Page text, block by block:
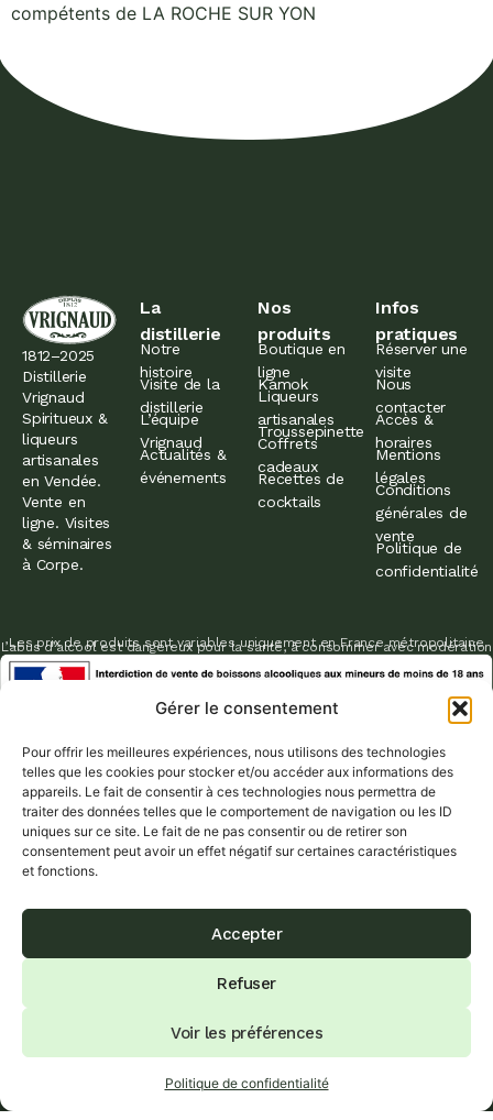
Gérer le consentement
Pour offrir les meilleures expériences, nous utilisons des technologies
telles que les cookies pour stocker et/ou accéder aux informations des
appareils. Le fait de consentir à ces technologies nous permettra de
traiter des données telles que le comportement de navigation ou les ID
uniques sur ce site. Le fait de ne pas consentir ou de retirer son
consentement peut avoir un effet négatif sur certaines caractéristiques
et fonctions.
Accepter
Refuser
Voir les préférences
Politique de confidentialité
compétents de LA ROCHE SUR YON
1812–2025
Distillerie
Vrignaud
Spiritueux &
liqueurs
artisanales
en Vendée.
Vente en
ligne. Visites
& séminaires
à Corpe.
La
distillerie
Notre
histoire
Visite de la
distillerie
L’équipe
Vrignaud
Actualités &
événements
Nos
produits
Boutique en
ligne
Kamok
Liqueurs
artisanales
Troussepinette
Coffrets
cadeaux
Recettes de
cocktails
Infos
pratiques
Réserver une
visite
Nous
contacter
Accès &
horaires
Mentions
légales
Conditions
générales de
vente
Politique de
confidentialité
Les prix de produits sont variables uniquement en France métropolitaine
L’abus d’alcool est dangereux pour la santé, à consommer avec modération